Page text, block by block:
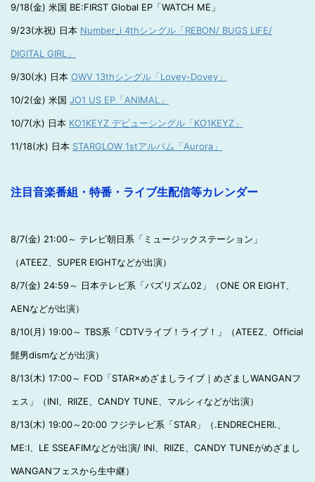
9/18(金) 米国 BE:FIRST Global EP「WATCH ME」
9/23(水祝) 日本 Number_i 4thシングル「REBON/ BUGS LIFE/
DIGITAL GIRL」
9/30(水) 日本 OWV 13thシングル「Lovey-Dovey」
10/2(金) 米国 JO1 US EP「ANIMAL」
10/7(水) 日本 KO1KEYZ デビューシングル「KO1KEYZ」
11/18(水) 日本 STARGLOW 1stアルバム「Aurora」
注目音楽番組・特番・ライブ生配信等カレンダー
8/7(金) 21:00～ テレビ朝日系「ミュージックステーション」
（ATEEZ、SUPER EIGHTなどが出演）
8/7(金) 24:59～ 日本テレビ系「バズリズム02」（ONE OR EIGHT、
AENなどが出演）
8/10(月) 19:00～ TBS系「CDTVライブ！ライブ！」（ATEEZ、Official
髭男dismなどが出演）
8/13(木) 17:00～ FOD「STAR×めざましライブ｜めざましWANGANフ
ェス」（INI、RIIZE、CANDY TUNE、マルシィなどが出演）
8/13(木) 19:00～20:00 フジテレビ系「STAR」（.ENDRECHERI.、
ME:I、LE SSEAFIMなどが出演/ INI、RIIZE、CANDY TUNEがめざまし
WANGANフェスから生中継）